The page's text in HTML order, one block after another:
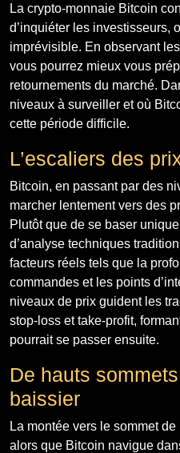
La crypto-monnaie Bitcoin
d’inquiéter les investisseurs,
imprévisible. En observant
vous pourrez mieux vous
retournements du marché.
niveaux à surveiller et où
cette période difficile.
L’escaliers des
Bitcoin, en passant par des
marcher lentement vers des
Plutôt que de se baser
d’analyse techniques
facteurs réels tels que la
commandes et les points
niveaux de prix guident les
stop-loss et take-profit,
pourrait se passer ensuite.
De hauts
baissier
La montée vers le sommet
alors que Bitcoin navigue